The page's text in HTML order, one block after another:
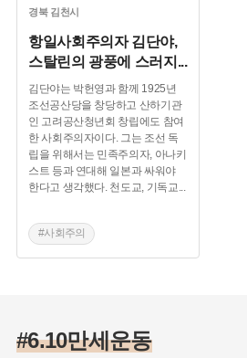
경북 김천시
항일사회주의자 김단야,
스탈린의 광풍에 스러지 ...
김단야는 박헌영과 함께 1925년
조선공산당을 창당하고 산하기관
인 고려공산청년회 창립에도 참여
한 사회주의자이다. 그는 조선 독
립을 위해서는 민족주의자, 아나키
스트 등과 연대해 일본과 싸워야
한다고 생각했다. 천도교, 기독교...
#사회주의
#6.10 만세운동
#6.10만세운동